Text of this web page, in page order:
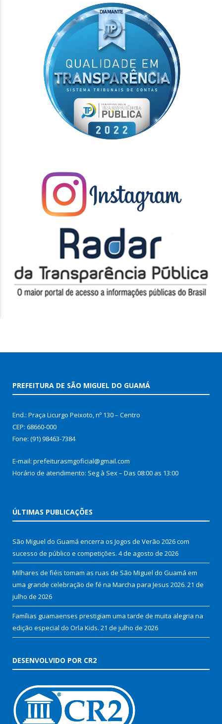
PREFEITURA DE SÃO MIGUEL DO GUAMÁ
End.: Praça Licurgo Peixoto, nº 130 – Centro
CEP: 68660-000
Fone: (91) 98463-7384
E-mail: prefeiturasmgoficial@gmail.com
Horário de atendimento: Seg à Sex – Das 08:00 as 13:00
ÚLTIMAS PUBLICAÇÕES
São Miguel do Guamá encerra os Jogos de Verão 2026 com
sucesso de público e competições. 4 de agosto de 2026
Milhares de fiéis tomam as ruas de São Miguel do Guamá em
uma grande celebração de fé na Marcha para Jesus 2026. 21 de
julho de 2026
Famílias guamaenses prestigiam uma tarde de muita alegria na
edição especial do Orla Kids. 21 de julho de 2026
DESENVOLVIDO POR CR2